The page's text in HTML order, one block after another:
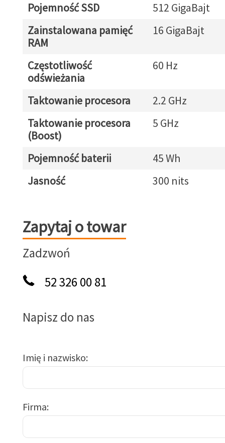
Pojemność SSD
512 GigaBajt
Zainstalowana pamięć
RAM
16 GigaBajt
Częstotliwość
odświeżania
60 Hz
Taktowanie procesora
2.2 GHz
Taktowanie procesora
(Boost)
5 GHz
Pojemność baterii
45 Wh
Jasność
300 nits
Zapytaj o towar
Zapytaj o towar
Zadzwoń
52 326 00 81
Napisz do nas
Imię i nazwisko
Firma